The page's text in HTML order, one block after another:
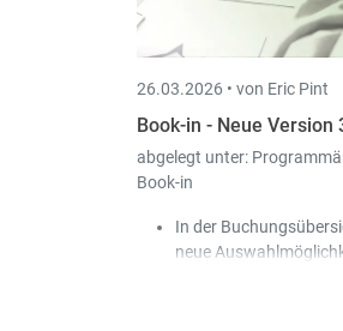
26.03.2026 • von Eric Pint
Book-in - Neue Version
abgelegt unter:
Book-in
In der
neue